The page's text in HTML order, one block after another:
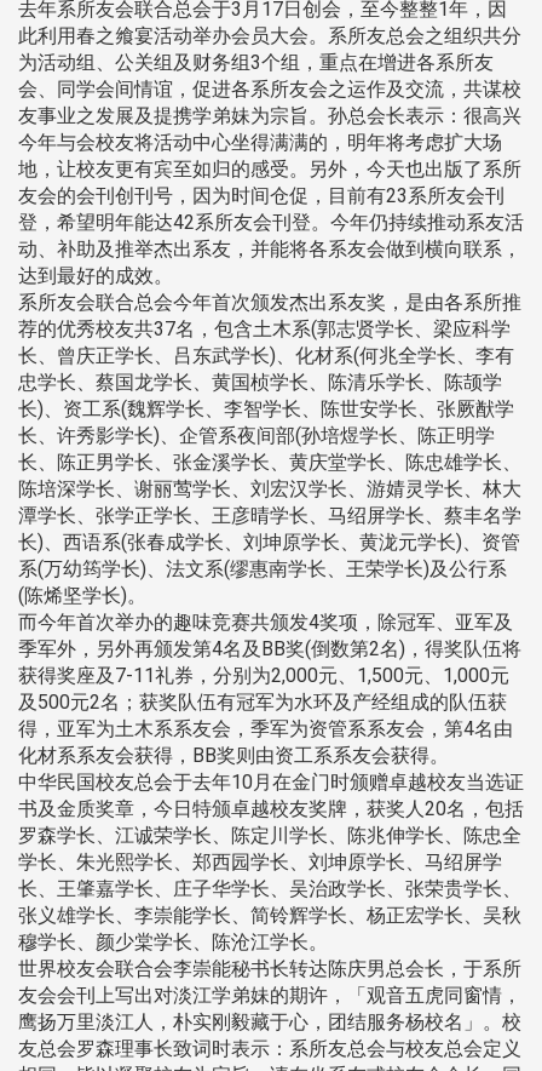
去年系所友会联合总会于3月17日创会，至今整整1年，因
此利用春之飨宴活动举办会员大会。系所友总会之组织共分
为活动组、公关组及财务组3个组，重点在增进各系所友
会、同学会间情谊，促进各系所友会之运作及交流，共谋校
友事业之发展及提携学弟妹为宗旨。孙总会长表示：很高兴
今年与会校友将活动中心坐得满满的，明年将考虑扩大场
地，让校友更有宾至如归的感受。另外，今天也出版了系所
友会的会刊创刊号，因为时间仓促，目前有23系所友会刊
登，希望明年能达42系所友会刊登。今年仍持续推动系友活
动、补助及推举杰出系友，并能将各系友会做到横向联系，
达到最好的成效。
系所友会联合总会今年首次颁发杰出系友奖，是由各系所推
荐的优秀校友共37名，包含土木系(郭志贤学长、梁应科学
长、曾庆正学长、吕东武学长)、化材系(何兆全学长、李有
忠学长、蔡国龙学长、黄国桢学长、陈清乐学长、陈颉学
长)、资工系(魏辉学长、李智学长、陈世安学长、张厥猷学
长、许秀影学长)、企管系夜间部(孙培煜学长、陈正明学
长、陈正男学长、张金溪学长、黄庆堂学长、陈忠雄学长、
陈培深学长、谢丽莺学长、刘宏汉学长、游婧灵学长、林大
潭学长、张学正学长、王彦晴学长、马绍屏学长、蔡丰名学
长)、西语系(张春成学长、刘坤原学长、黄泷元学长)、资管
系(万幼筠学长)、法文系(缪惠南学长、王荣学长)及公行系
(陈烯坚学长)。
而今年首次举办的趣味竞赛共颁发4奖项，除冠军、亚军及
季军外，另外再颁发第4名及BB奖(倒数第2名)，得奖队伍将
获得奖座及7-11礼券，分别为2,000元、1,500元、1,000元
及500元2名；获奖队伍有冠军为水环及产经组成的队伍获
得，亚军为土木系系友会，季军为资管系系友会，第4名由
化材系系友会获得，BB奖则由资工系系友会获得。
中华民国校友总会于去年10月在金门时颁赠卓越校友当选证
书及金质奖章，今日特颁卓越校友奖牌，获奖人20名，包括
罗森学长、江诚荣学长、陈定川学长、陈兆伸学长、陈忠全
学长、朱光熙学长、郑西园学长、刘坤原学长、马绍屏学
长、王肇嘉学长、庄子华学长、吴治政学长、张荣贵学长、
张义雄学长、李崇能学长、简铃辉学长、杨正宏学长、吴秋
穆学长、颜少棠学长、陈沧江学长。
世界校友会联合会李崇能秘书长转达陈庆男总会长，于系所
友会会刊上写出对淡江学弟妹的期许，「观音五虎同窗情，
鹰扬万里淡江人，朴实刚毅藏于心，团结服务杨校名」。校
友总会罗森理事长致词时表示：系所友总会与校友总会定义